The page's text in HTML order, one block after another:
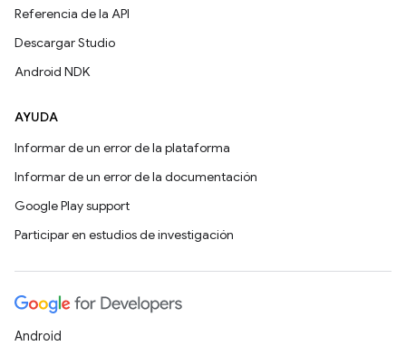
Referencia de la API
Descargar Studio
Android NDK
AYUDA
Informar de un error de la plataforma
Informar de un error de la documentación
Google Play support
Participar en estudios de investigación
Android